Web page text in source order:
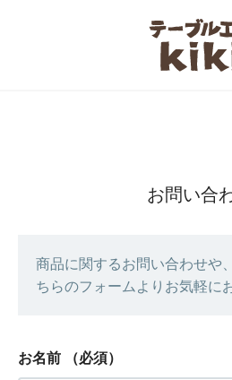
お問い合
商品に関するお問い合わせや
ちらのフォームよりお気軽に
お名前 （必須）